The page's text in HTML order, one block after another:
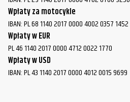
Wpłaty za motocykle
IBAN: PL 68 1140 2017 0000 4002 0357 1452
Wpłaty w EUR
PL 46 1140 2017 0000 4712 0022 1770
Wpłaty w USD
IBAN: PL 43 1140 2017 0000 4012 0015 9699